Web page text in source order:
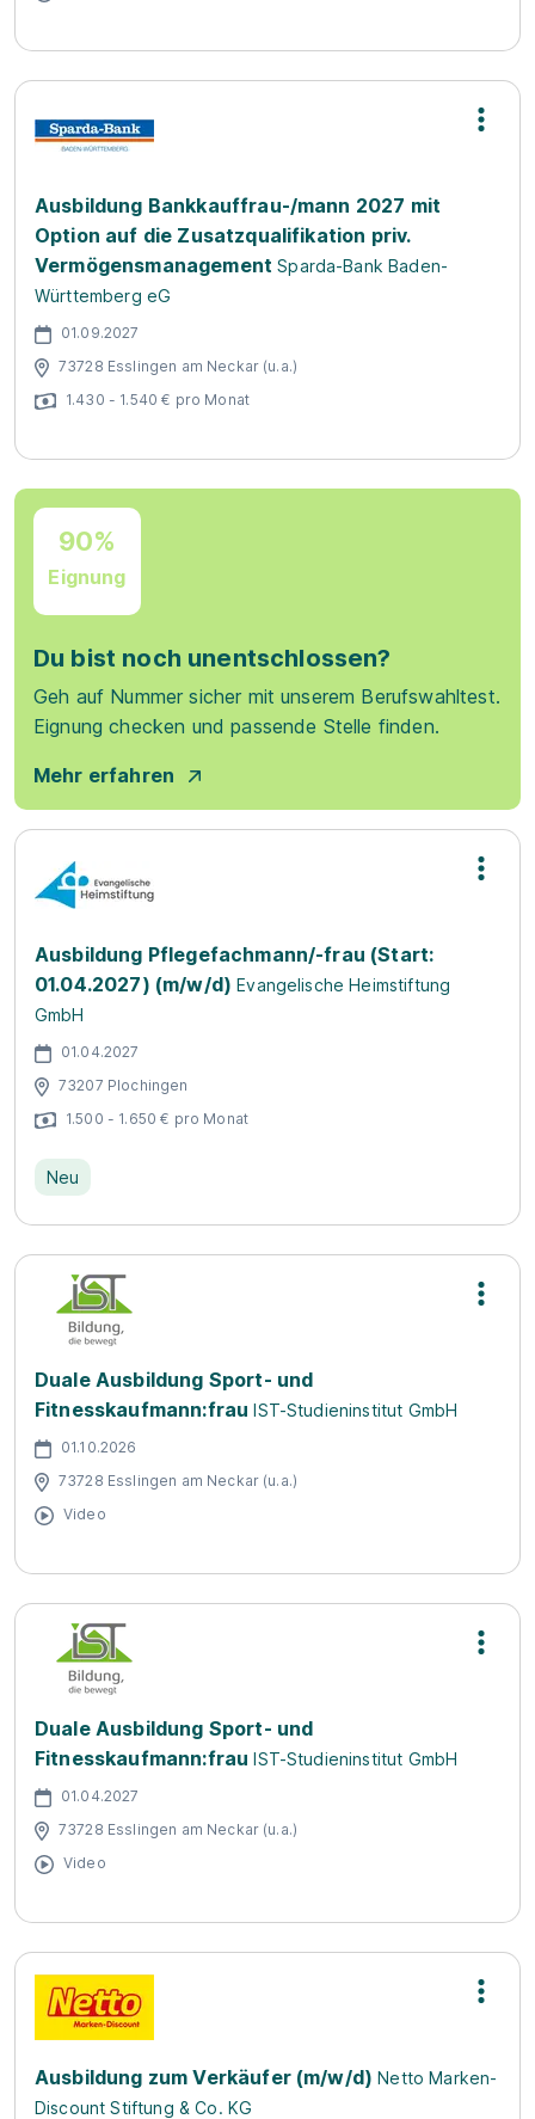
Ausbildung Bankkauffrau-/mann 2027 mit
Option auf die Zusatzqualifikation priv.
Vermögensmanagement Sparda-Bank Baden-
Württemberg eG
01.09.2027
73728 Esslingen am Neckar (u.a.)
1.430 - 1.540 € pro Monat
90%
Eignung
Du bist noch unentschlossen?
Geh auf Nummer sicher mit unserem Berufswahltest.
Eignung checken und passende Stelle finden.
Mehr erfahren
Ausbildung Pflegefachmann/-frau (Start:
01.04.2027) (m/w/d) Evangelische Heimstiftung
GmbH
01.04.2027
73207 Plochingen
1.500 - 1.650 € pro Monat
Neu
Duale Ausbildung Sport- und
Fitnesskaufmann:frau IST-Studieninstitut GmbH
01.10.2026
73728 Esslingen am Neckar (u.a.)
Video
Duale Ausbildung Sport- und
Fitnesskaufmann:frau IST-Studieninstitut GmbH
01.04.2027
73728 Esslingen am Neckar (u.a.)
Video
Ausbildung zum Verkäufer (m/w/d) Netto Marken-
Discount Stiftung & Co. KG